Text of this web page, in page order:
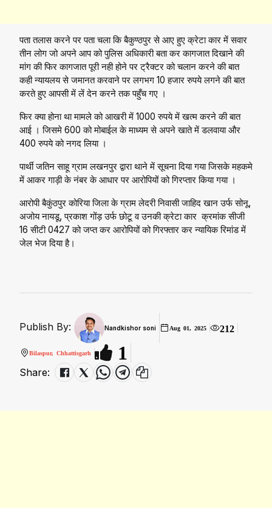
पता तलास करने पर पता चला कि बैकुण्ठपुर से आए हुए क्रेटा कार में सवार
तीन लोग जो अपने आप को पुलिस अधिकारी बता कर कागजात दिखाने की
मांग की फिर कागजात पूरी नही होने पर ट्रैक्टर को चलान करने की बात
कही न्यायलय से जमानत करवाने पर लगभग 10 हजार रुपये लगने की बात
करते हुए आपसी में लें देन करने तक पहुँच गए ।
फिर क्या होना था मामले को आखरी में 1000 रुपये में खत्म करने की बात
आई । जिसमे 600 को मोबाईल के माध्यम से अपने खाते में डलवाया और
400 रुपये को नगद लिया ।
पार्थी जतिन साहू ग्राम लखनपुर द्वारा थाने में सूचना दिया गया जिसके महकमे
में आकर गाड़ी के नंबर के आधार पर आरोपियों को गिरप्तार किया गया ।
आरोपी बैकुंठपुर कोरिया जिला के ग्राम लेदरी निवासी जाहिद खान उर्फ सोनू,
अजोय नायडू, प्रकाश गोंड़ उर्फ छोटू व उनकी क्रेटा कार क्रमांक सीजी
16 सीटी 0427 को जप्त कर आरोपियों को गिरफ्तार कर न्यायिक रिमांड में
जेल भेज दिया है।
Publish By: Nandkishor soni Aug 01, 2025 212
Bilaspur, Chhattisgarh 1
Share: